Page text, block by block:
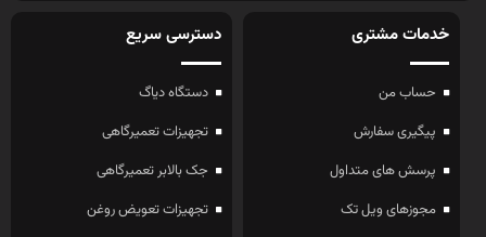
خدمات مشتری
حساب من
پیگیری سفارش
پرسش های متداول
مجوزهای ویل تک
دسترسی سریع
دستگاه دیاگ
تجهیزات تعمیرگاهی
جک بالابر تعمیرگاهی
تجهیزات تعویض روغن